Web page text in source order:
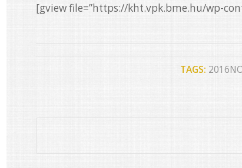
[gview file=”https://kht.vpk.bme.hu/wp-
TAGS: